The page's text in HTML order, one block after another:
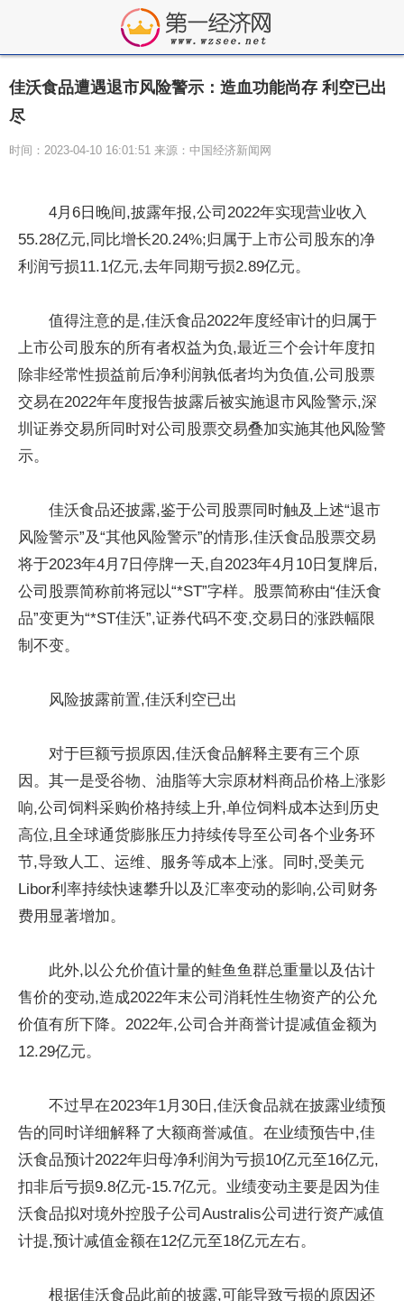
佳沃食品遭遇退市风险警示：造血功能尚存 利空已出
尽
时间：2023-04-10 16:01:51 来源：中国经济新闻网
4月6日晚间,披露年报,公司2022年实现营业收入
55.28亿元,同比增长20.24%;归属于上市公司股东的净
利润亏损11.1亿元,去年同期亏损2.89亿元。
值得注意的是,佳沃食品2022年度经审计的归属于
上市公司股东的所有者权益为负,最近三个会计年度扣
除非经常性损益前后净利润孰低者均为负值,公司股票
交易在2022年年度报告披露后被实施退市风险警示,深
圳证券交易所同时对公司股票交易叠加实施其他风险警
示。
佳沃食品还披露,鉴于公司股票同时触及上述“退市
风险警示”及“其他风险警示”的情形,佳沃食品股票交易
将于2023年4月7日停牌一天,自2023年4月10日复牌后,
公司股票简称前将冠以“*ST”字样。股票简称由“佳沃食
品”变更为“*ST佳沃”,证券代码不变,交易日的涨跌幅限
制不变。
风险披露前置,佳沃利空已出
对于巨额亏损原因,佳沃食品解释主要有三个原
因。其一是受谷物、油脂等大宗原材料商品价格上涨影
响,公司饲料采购价格持续上升,单位饲料成本达到历史
高位,且全球通货膨胀压力持续传导至公司各个业务环
节,导致人工、运维、服务等成本上涨。同时,受美元
Libor利率持续快速攀升以及汇率变动的影响,公司财务
费用显著增加。
此外,以公允价值计量的鲑鱼鱼群总重量以及估计
售价的变动,造成2022年末公司消耗性生物资产的公允
价值有所下降。2022年,公司合并商誉计提减值金额为
12.29亿元。
不过早在2023年1月30日,佳沃食品就在披露业绩预
告的同时详细解释了大额商誉减值。在业绩预告中,佳
沃食品预计2022年归母净利润为亏损10亿元至16亿元,
扣非后亏损9.8亿元-15.7亿元。业绩变动主要是因为佳
沃食品拟对境外控股子公司Australis公司进行资产减值
计提,预计减值金额在12亿元至18亿元左右。
根据佳沃食品此前的披露,可能导致亏损的原因还